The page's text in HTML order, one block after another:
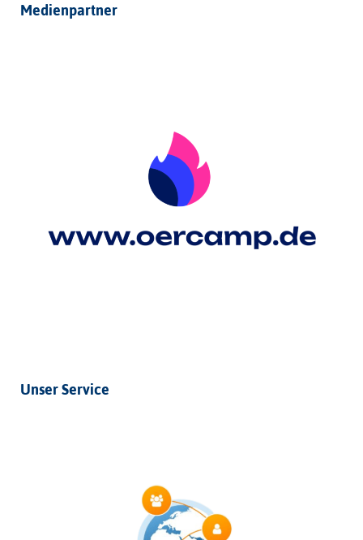
Medienpartner
Unser Service